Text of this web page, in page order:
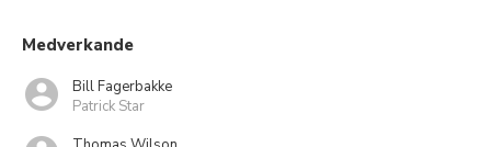
Medverkande
Bill Fagerbakke
Patrick Star